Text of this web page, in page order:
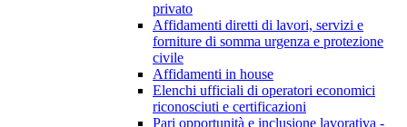
privato
Affidamenti diretti di lavori, servizi e
forniture di somma urgenza e protezione
civile
Affidamenti in house
Elenchi ufficiali di operatori economici
riconosciuti e certificazioni
Pari opportunità e inclusione lavorativa -